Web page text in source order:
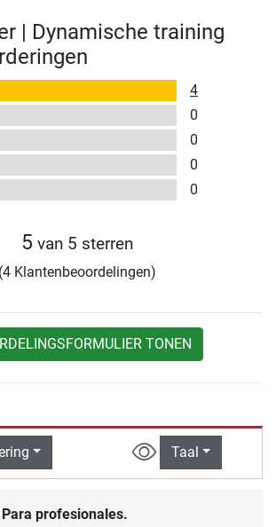
| Dynamische training
4
0
0
0
0
5 van 5 sterren
(4 Klantenbeoordelingen)
TONEN
Taal
Para profesionales.